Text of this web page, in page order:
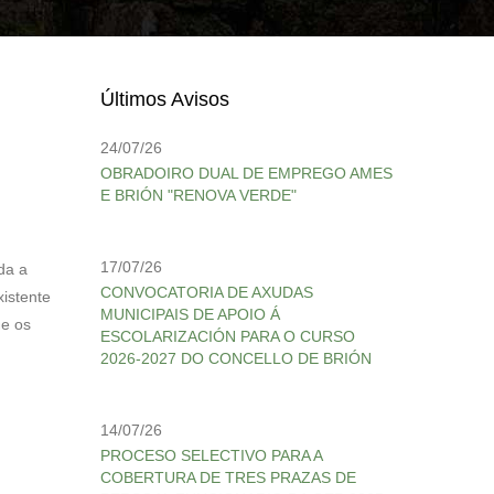
a
os
Últimos Avisos
24/07/26
OBRADOIRO DUAL DE EMPREGO AMES
E BRIÓN "RENOVA VERDE"
17/07/26
CONVOCATORIA DE AXUDAS
MUNICIPAIS DE APOIO Á
ESCOLARIZACIÓN PARA O CURSO
2026-2027 DO CONCELLO DE BRIÓN
14/07/26
PROCESO SELECTIVO PARA A
COBERTURA DE TRES PRAZAS DE